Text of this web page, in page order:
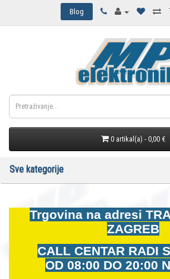
Blog
0 artikal(a) - 0,00 €
Sve kategorije
Trgovina na adresi
ZAGREB
CALL CENTAR RADI
OD 08:00 DO 20:00